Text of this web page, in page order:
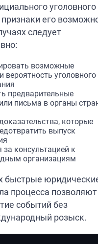
уголовного
признаки его
следует
возможные
вероятность уголовного
предварительные
письма в органы
которые
выпуск
за консультацией к
организациям
быстрые
процесса позволяют
событий без
розыск.